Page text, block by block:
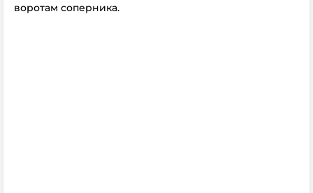
воротам соперника.